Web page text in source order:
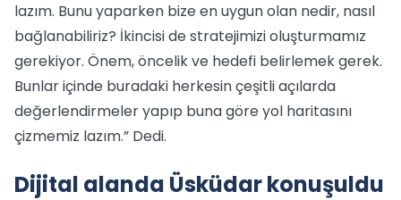
lazım. Bunu yaparken bize en uygun olan nedir, nasıl
bağlanabiliriz? İkincisi de stratejimizi oluşturmamız
gerekiyor. Önem, öncelik ve hedefi belirlemek gerek.
Bunlar içinde buradaki herkesin çeşitli açılarda
değerlendirmeler yapıp buna göre yol haritasını
çizmemiz lazım.” Dedi.
Dijital alanda Üsküdar konuşuldu